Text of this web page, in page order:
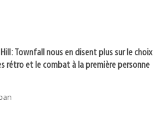
Townfall nous en disent plus sur le choix
rétro et le combat à la première personne